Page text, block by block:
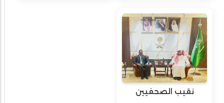
نقيب الصحفيين